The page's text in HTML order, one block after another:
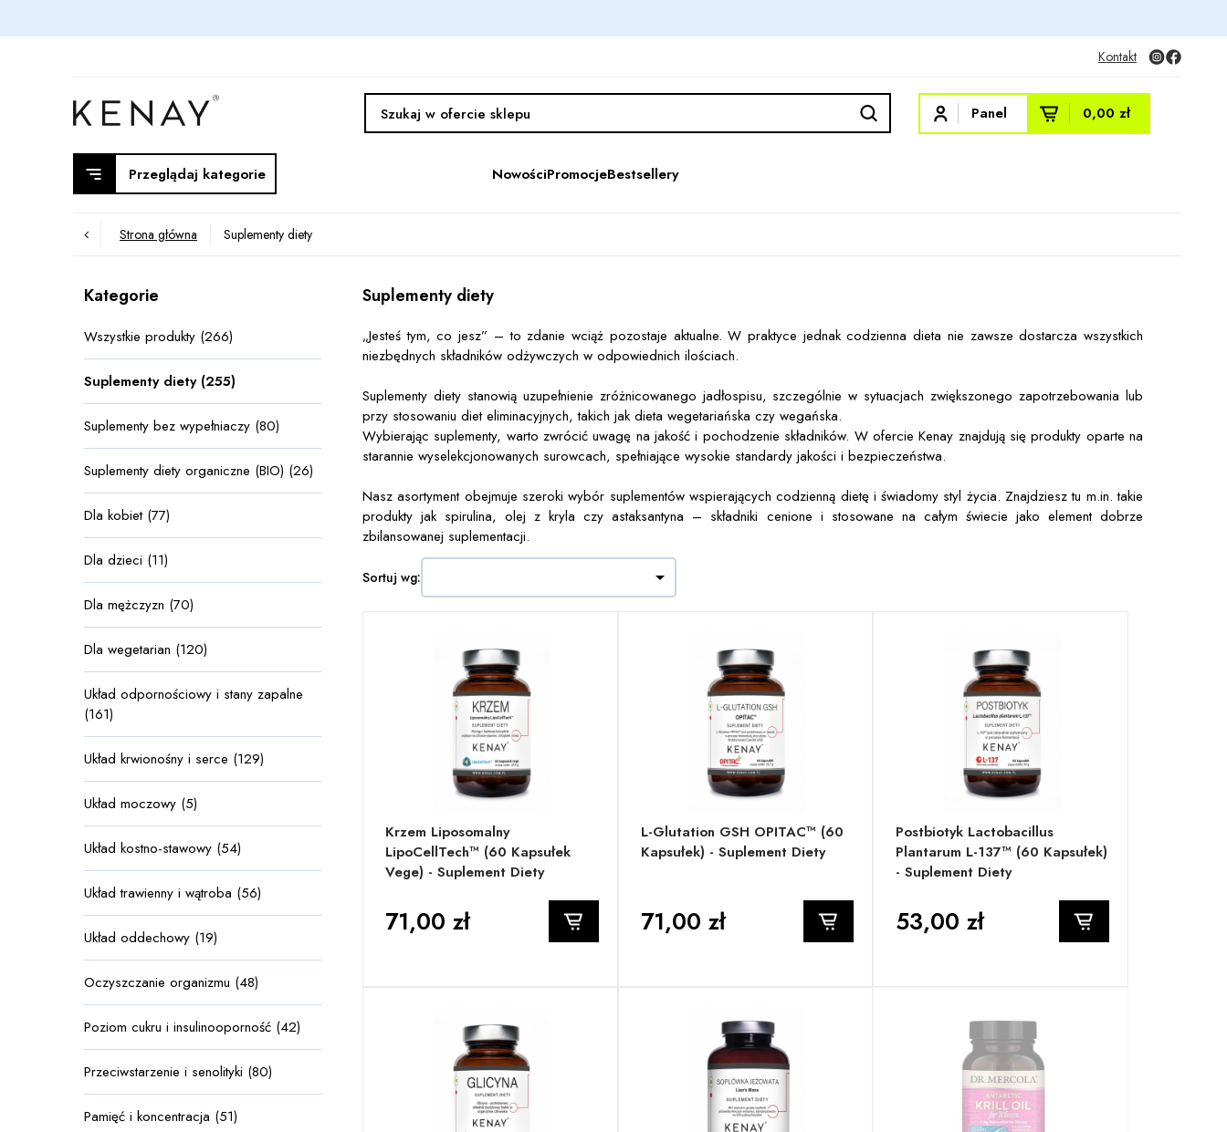
Kontakt
Panel 0,00 zł
Przeglądaj kategorie NowościPromocjeBestsellery
Strona główna Suplementy diety
Kategorie
Wszystkie produkty (266)
Suplementy diety (255)
Suplementy bez wypełniaczy (80)
Suplementy diety organiczne (BIO) (26)
Dla kobiet (77)
Dla dzieci (11)
Dla mężczyzn (70)
Dla wegetarian (120)
Układ odpornościowy i stany zapalne
(161)
Układ krwionośny i serce (129)
Układ moczowy (5)
Układ kostno-stawowy (54)
Układ trawienny i wątroba (56)
Układ oddechowy (19)
Oczyszczanie organizmu (48)
Poziom cukru i insulinooporność (42)
Przeciwstarzenie i senolityki (80)
Pamięć i koncentracja (51)
Suplementy diety
„Jesteś tym, co jesz” – to zdanie wciąż pozostaje aktualne. W praktyce jednak codzienna dieta nie zawsze dostarcza wszystkich
niezbędnych składników odżywczych w odpowiednich ilościach.
Suplementy diety stanowią uzupełnienie zróżnicowanego jadłospisu, szczególnie w sytuacjach zwiększonego zapotrzebowania lub
przy stosowaniu diet eliminacyjnych, takich jak dieta wegetariańska czy wegańska.
Wybierając suplementy, warto zwrócić uwagę na jakość i pochodzenie składników. W ofercie Kenay znajdują się produkty oparte na
starannie wyselekcjonowanych surowcach, spełniające wysokie standardy jakości i bezpieczeństwa.
Nasz asortyment obejmuje szeroki wybór suplementów wspierających codzienną dietę i świadomy styl życia. Znajdziesz tu m.in. takie
produkty jak spirulina, olej z kryla czy astaksantyna – składniki cenione i stosowane na całym świecie jako element dobrze
zbilansowanej suplementacji.
Sortuj wg: 
Krzem Liposomalny
LipoCellTech™ (60 Kapsułek
Vege) - Suplement Diety
71,00 zł
L-Glutation GSH OPITAC™ (60
Kapsułek) - Suplement Diety
71,00 zł
Postbiotyk Lactobacillus
Plantarum L-137™ (60 Kapsułek)
- Suplement Diety
53,00 zł